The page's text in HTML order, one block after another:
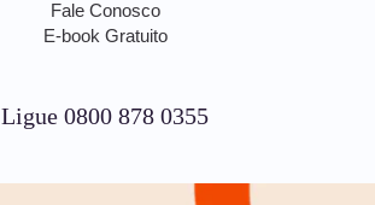
Fale Conosco
E-book Gratuito
Ligue 0800 878 0355